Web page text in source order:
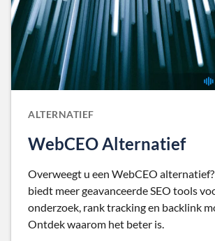
ALTERNATIEF
WebCEO Alternatief
Overweegt u een WebCEO
biedt meer geavanceerde SEO tools
onderzoek, rank tracking en backlink
Ontdek waarom het beter is.